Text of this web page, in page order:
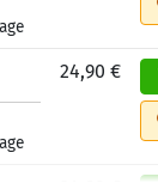
24,90 €